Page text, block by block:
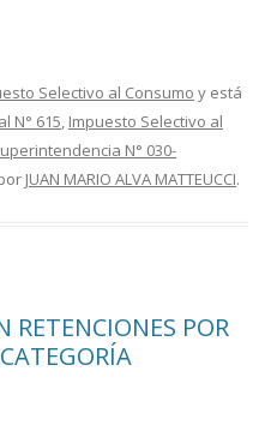
Selectivo al Consumo y está
N° 615, Impuesto Selectivo al
N° 030-
JUAN MARIO ALVA MATTEUCCI.
RETENCIONES POR